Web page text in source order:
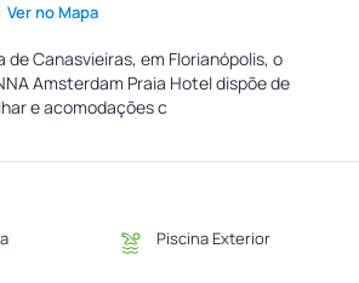
Ver no Mapa
Canasvieiras, em Florianópolis, o
Amsterdam Praia Hotel dispõe de
e acomodações c
Piscina Exterior